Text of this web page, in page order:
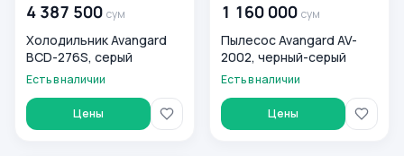
4 387 500 сум
Холодильник Avangard
BCD-276S, серый
Есть в наличии
Цены
1 160 000 сум
Пылесос Avangard AV-
2002, черный-серый
Есть в наличии
Цены